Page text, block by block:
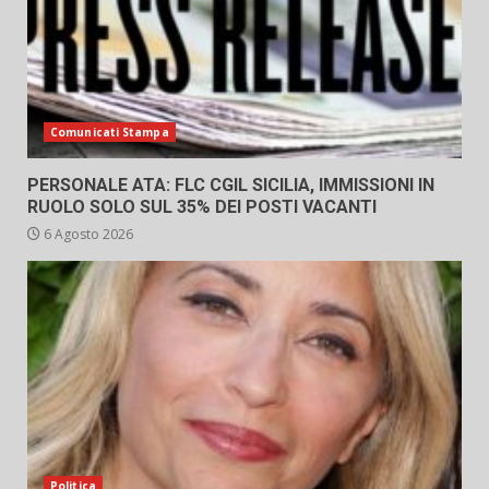
Comunicati Stampa
PERSONALE ATA: FLC CGIL SICILIA, IMMISSIONI IN
RUOLO SOLO SUL 35% DEI POSTI VACANTI
6 Agosto 2026